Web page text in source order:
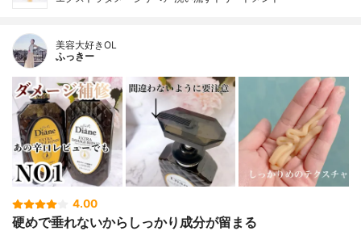
美容大好きOL
ふっきー
4.00
硬めで垂れないからしっかり成分が留まる